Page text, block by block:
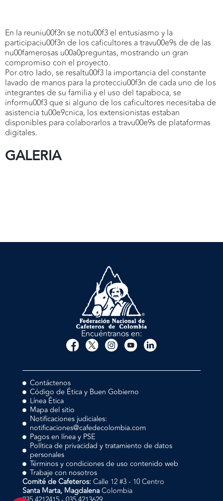
En la reuniu00f3n se notu00f3 el entusiasmo y la
participaciu00f3n de los caficultores a travu00e9s de de las
nu00famerosas u00a0preguntas, mostrando un gran
compromiso con el proyecto.
Por otro lado, se resaltu00f3 la importancia del constante
lavado de manos para la protecciu00f3n de cada uno de los
integrantes de su familia y el uso del tapaboca, se
informu00f3 que si alguno de los caficultores necesitaba de
asistencia tu00e9cnica, los extensionistas estaban
disponibles para colaborarlos a travu00e9s de plataformas
digitales.
GALERIA
Encuéntranos en:
Contáctenos
Código de Ética y Buen Gobierno
Línea Ética
Mapa del sitio
Notificaciones judiciales:
notificaciones@cafedecolombia.com
Pagos en línea y PSE
Política de privacidad y tratamiento de datos
personales
Términos y condiciones de uso contenido web
Trabaje con nosotros
Comité de Cafeteros: Calle 12 #3 - 10 Centro
Santa Marta, MagdalenaColombia